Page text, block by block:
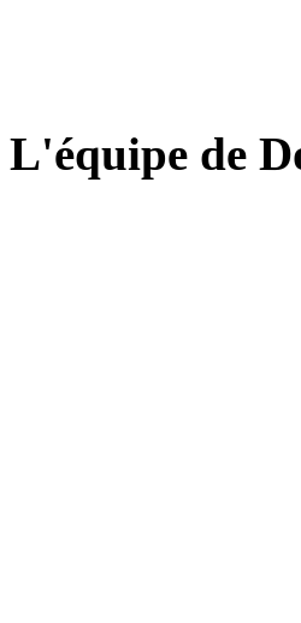
L'équipe de